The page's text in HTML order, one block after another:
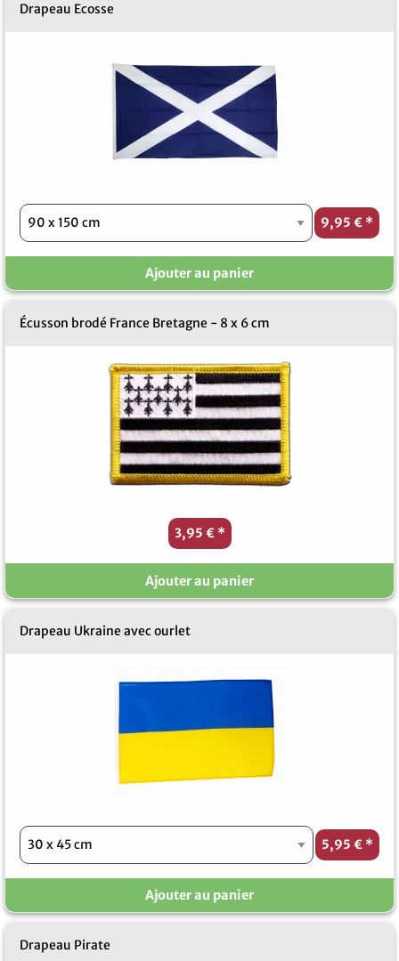
Drapeau Ecosse
9,95 € *
Ajouter au panier
Écusson brodé France Bretagne - 8 x 6 cm
3,95 € *
Ajouter au panier
Drapeau Ukraine avec ourlet
5,95 € *
Ajouter au panier
Drapeau Pirate